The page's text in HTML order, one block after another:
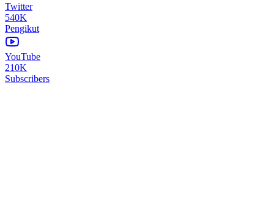
Twitter
540K
Pengikut
YouTube
210K
Subscribers